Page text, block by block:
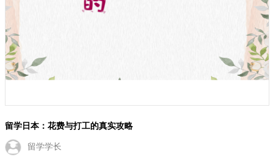
留学日本：花费与打工的真实攻略
留学学长